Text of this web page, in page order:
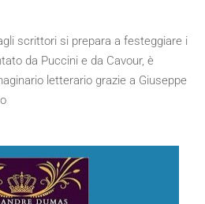
scrittori si prepara a festeggiare i
da Puccini e da Cavour, è
letterario grazie a Giuseppe